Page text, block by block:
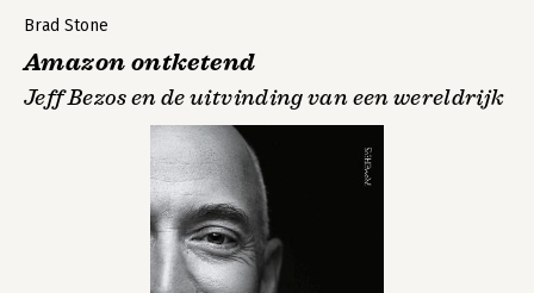
Brad Stone
Amazon ontketend
Jeff Bezos en de uitvinding van een wereldrijk